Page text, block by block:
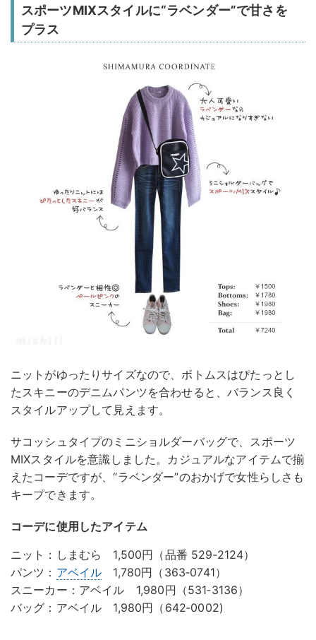
スポーツMIXスタイルに“ラベンダー”で甘さを
プラス
ニットがゆったりサイズなので、ボトムスはぴたっとし
たスキニーのデニムパンツを合わせると、バランス良く
スタイルアップして見えます。
サコッシュタイプのミニショルダーバッグで、スポーツ
MIXスタイルを意識しました。カジュアルなアイテムで揃
えたコーデですが、“ラベンダー”のおかげで女性らしさも
キープできます。
コーデに使用したアイテム
ニット：しまむら 1,500円（品番 529‐2124）
パンツ： アベイル 1,780円（363‐0741）
スニーカー：アベイル 1,980円（531‐3136）
バッグ：アベイル 1,980円（642‐0002)